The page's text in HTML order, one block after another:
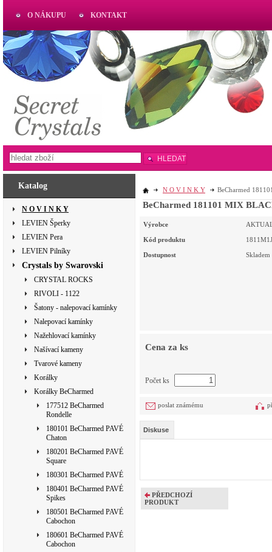
Katalog
N O V I N K Y
LEVIEN Šperky
LEVIEN Pera
LEVIEN Pilníky
Crystals by Swarovski
CRYSTAL ROCKS
RIVOLI - 1122
Šatony - nalepovací kamínky
Nalepovací kamínky
Nažehlovací kamínky
Našívací kameny
Tvarové kameny
Korálky
Korálky BeCharmed
177512 BeCharmed
Rondelle
180101 BeCharmed PAVÉ
Chaton
180201 BeCharmed PAVÉ
Square
180301 BeCharmed PAVÉ
180401 BeCharmed PAVÉ
Spikes
180501 BeCharmed PAVÉ
Cabochon
180601 BeCharmed PAVÉ
Cabochon
N O V I N K Y BeCharmed
BeCharmed 181101 MIX
Výrobce
Kód produktu
Dostupnost Skladem
Cena za ks
Počet ks
poslat známému
Diskuse
PŘEDCHOZÍ
PRODUKT
O NÁKUPU KONTAKT
AKTUAL
www.aktual-koralky.cz
HLEDAT